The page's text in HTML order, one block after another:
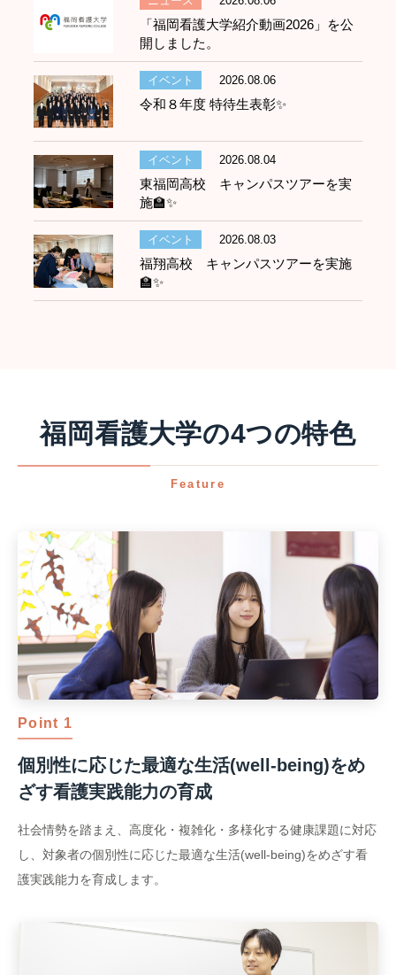
「福岡看護大学紹介動画2026」を公
開しました。
イベント 2026.08.06
令和８年度 特待生表彰✨
イベント 2026.08.04
東福岡高校 キャンパスツアーを実
施🏫✨
イベント 2026.08.03
福翔高校 キャンパスツアーを実施
🏫✨
福岡看護大学の4つの特色
Feature
Point 1
個別性に応じた最適な生活(well-being)をめ
ざす看護実践能力の育成
社会情勢を踏まえ、高度化・複雑化・多様化する健康課題に対応
し、対象者の個別性に応じた最適な生活(well-being)をめざす看
護実践能力を育成します。